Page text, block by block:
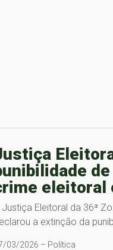
eleitoral
Justiça Eleitoral da 36ª
a extinção da
03/2026 – Política